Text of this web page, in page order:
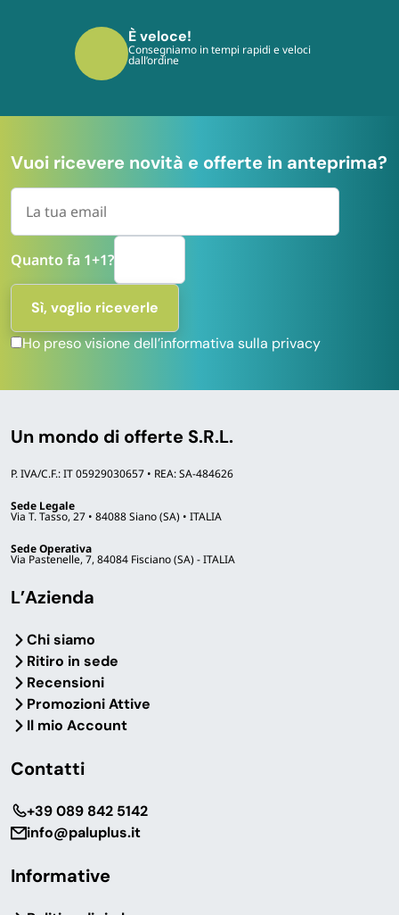
È sicuro!
I tuoi pagamenti sono protetti dai più
moderni protocolli
Vuoi ricevere novità e offerte in anteprima?
Quanto fa 1+1?
Ho preso visione dell’informativa sulla privacy
Un mondo di offerte S.R.L.
P. IVA/C.F.: IT 05929030657 • REA: SA-484626
Sede Legale
Via T. Tasso, 27 • 84088 Siano (SA) • ITALIA
Sede Operativa
Via Pastenelle, 7, 84084 Fisciano (SA) - ITALIA
L’Azienda
Chi siamo
Ritiro in sede
Recensioni
Promozioni Attive
Il mio Account
Contatti
‎+39 089 842 5142
info@paluplus.it
Informative